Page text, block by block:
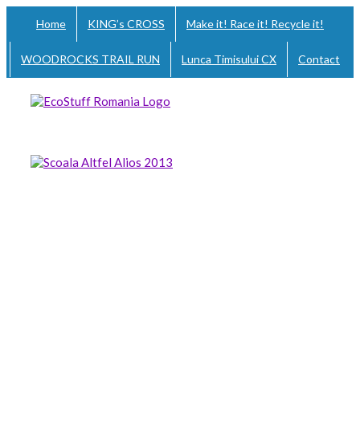
content
Home KING’s CROSS Make it! Race it! Recycle it!
WOODROCKS TRAIL RUN Lunca Timisului CX Contact
View